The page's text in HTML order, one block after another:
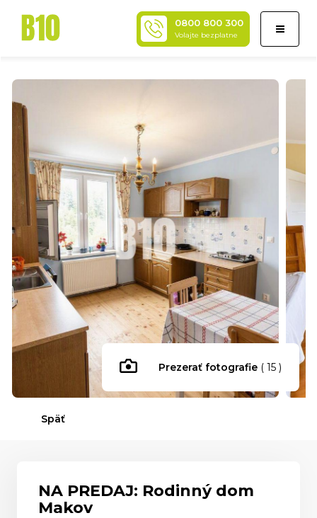
Toggle
0800 800 300
Volajte bezplatne
Prezerať fotografie ( 15 )
Späť
NA PREDAJ: Rodinný dom
Makov